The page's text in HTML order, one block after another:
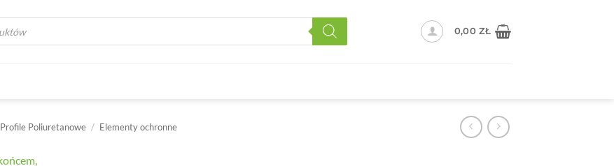
0,00ZŁ
Profile Poliuretanowe / Elementy ochronne